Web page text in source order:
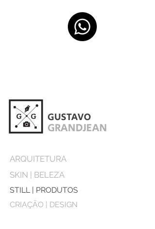
GUSTAVO
GRANDJEAN
ARQUITETURA
SKIN | BELEZA
STILL | PRODUTOS
CRIAÇÃO | DESIGN